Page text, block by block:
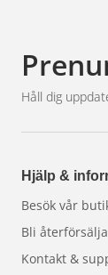
Håll dig
Hjälp &
Besök vår
Bli
Kontakt &